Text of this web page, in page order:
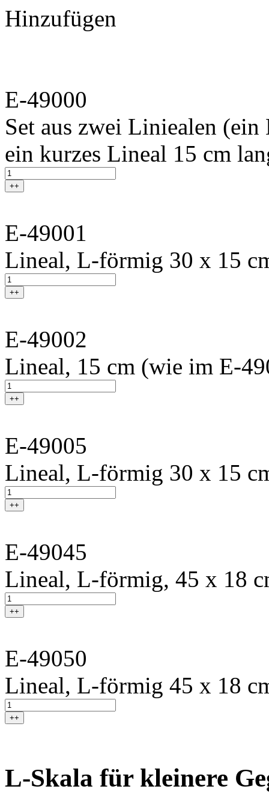
Hinzufügen
E-49000
Set aus zwei Liniealen
ein kurzes Lineal 15 cm
++
E-49001
Lineal, L-förmig 30 x 15
++
E-49002
Lineal, 15 cm (wie im E-
++
E-49005
Lineal, L-förmig 30 x 15
++
E-49045
Lineal, L-förmig, 45 x 18
++
E-49050
Lineal, L-förmig 45 x 18
++
L-Skala für kleinere